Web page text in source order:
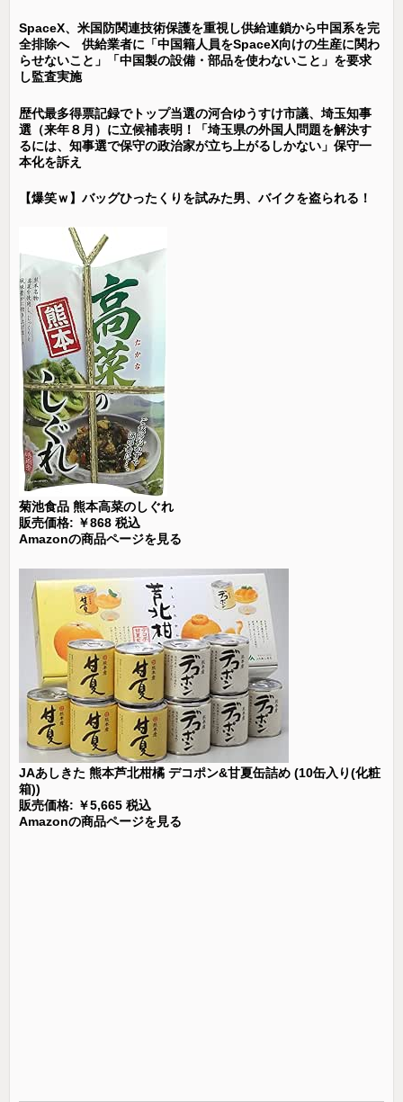
SpaceX、米国防関連技術保護を重視し供給連鎖から中国系を完
全排除へ 供給業者に「中国籍人員をSpaceX向けの生産に関わ
らせないこと」「中国製の設備・部品を使わないこと」を要求
し監査実施
歴代最多得票記録でトップ当選の河合ゆうすけ市議、埼玉知事
選（来年８月）に立候補表明！「埼玉県の外国人問題を解決す
るには、知事選で保守の政治家が立ち上がるしかない」保守一
本化を訴え
【爆笑ｗ】バッグひったくりを試みた男、バイクを盗られる！
菊池食品 熊本高菜のしぐれ
販売価格: ￥868 税込
Amazonの商品ページを見る
JAあしきた 熊本芦北柑橘 デコポン&甘夏缶詰め (10缶入り(化粧
箱))
販売価格: ￥5,665 税込
Amazonの商品ページを見る